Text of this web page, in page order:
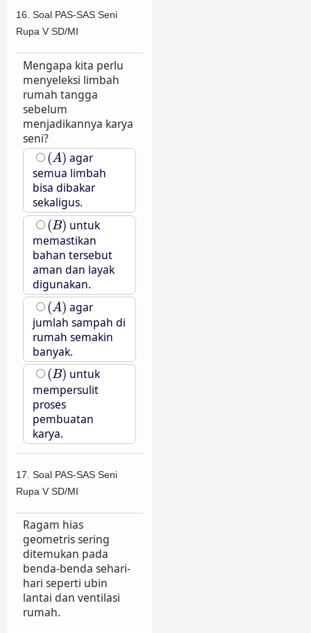
16. Soal PAS-SAS Seni
Rupa V SD/MI
Mengapa kita perlu
menyeleksi limbah
rumah tangga
sebelum
menjadikannya karya
seni?
(A)
(A) agar
semua limbah
bisa dibakar
sekaligus.
(B)
(B) untuk
memastikan
bahan tersebut
aman dan layak
digunakan.
(A)
(A) agar
jumlah sampah di
rumah semakin
banyak.
(B)
(B) untuk
mempersulit
proses
pembuatan
karya.
17. Soal PAS-SAS Seni
Rupa V SD/MI
Ragam hias
geometris sering
ditemukan pada
benda-benda sehari-
hari seperti ubin
lantai dan ventilasi
rumah.